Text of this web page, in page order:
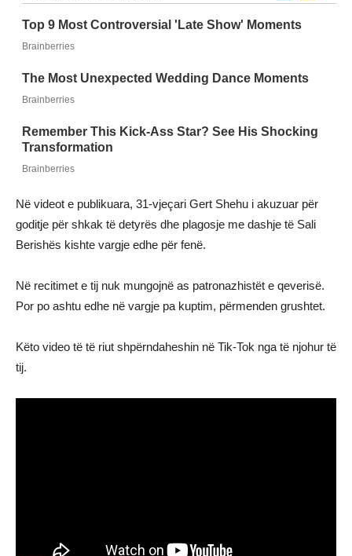
Në videot e publikuara, 31-vjeçari Gert Shehu i akuzuar për
goditje për shkak të detyrës dhe plagosje me dashje të Sali
Berishës kishte vargje edhe për fenë.
Në recitimet e tij nuk mungojnë as patronazhistët e qeverisë.
Por po ashtu edhe në vargje pa kuptim, përmenden grushtet.
Këto video të të riut shpërndaheshin në Tik-Tok nga të njohur të
tij.